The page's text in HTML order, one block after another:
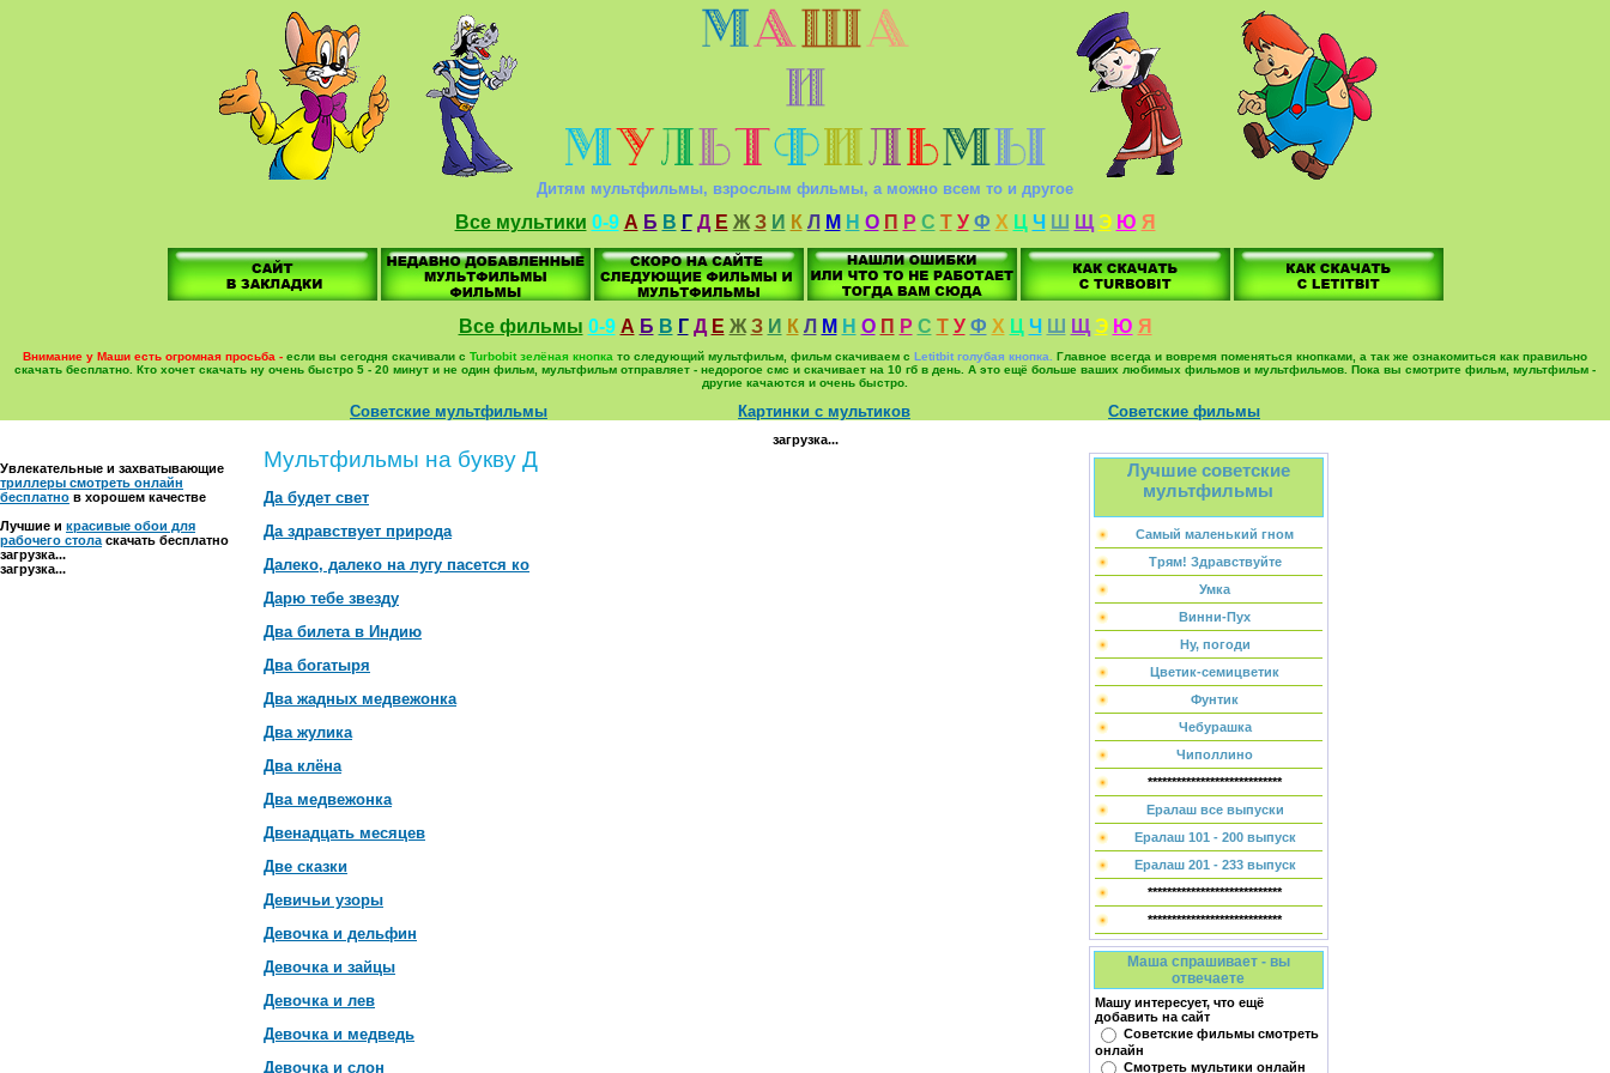
Дитям мультфильмы, взрослым фильмы, а можно всем то и другое
Все мультики 0-9 А Б В Г Д Е Ж З И К Л М Н О П Р С Т У Ф Х Ц Ч Ш Щ Э Ю Я
Все фильмы 0-9 А Б В Г Д Е Ж З И К Л М Н О П Р С Т У Ф Х Ц Ч Ш Щ Э Ю Я
Внимание у Маши есть огромная просьба - еcли вы сегодня скачивали с Turbobit зелёная кнопка то следующий мультфильм, фильм скачиваем с Letitbit голубая кнопка. Главное всегда и вовремя поменяться кнопками, а так же ознакомиться как правильно
скачать бесплатно. Кто хочет скачать ну очень быстро 5 - 20 минут и не один фильм, мультфильм отправляет - недорогое смс и скачивает на 10 гб в день. А это ещё больше ваших любимых фильмов и мультфильмов. Пока вы смотрите фильм, мультфильм -
другие качаются и очень быстро.
Советские мультфильмы Картинки с мультиков Советские фильмы
загрузка...
Увлекательные и захватывающие
триллеры смотреть онлайн
бесплатно в хорошем качестве
Лучшие и красивые обои для
рабочего стола скачать бесплатно
загрузка...
загрузка...
Мультфильмы на букву Д
Да будет свет
Да здравствует природа
Далеко, далеко на лугу пасется ко
Дарю тебе звезду
Два билета в Индию
Два богатыря
Два жадных медвежонка
Два жулика
Два клёна
Два медвежонка
Двенадцать месяцев
Две сказки
Девичьи узоры
Девочка и дельфин
Девочка и зайцы
Девочка и лев
Девочка и медведь
Девочка и слон
Лучшие советские
мультфильмы
Самый маленький гном
Трям! Здравствуйте
Умка
Винни-Пух
Ну, погоди
Цветик-семицветик
Фунтик
Чебурашка
Чиполлино
****************************
Ералаш все выпуски
Ералаш 101 - 200 выпуск
Ералаш 201 - 233 выпуск
****************************
****************************
Маша спрашивает - вы
отвечаете
Машу интересует, что ещё
добавить на сайт
Советские фильмы смотреть
онлайн
Смотреть мультики онлайн